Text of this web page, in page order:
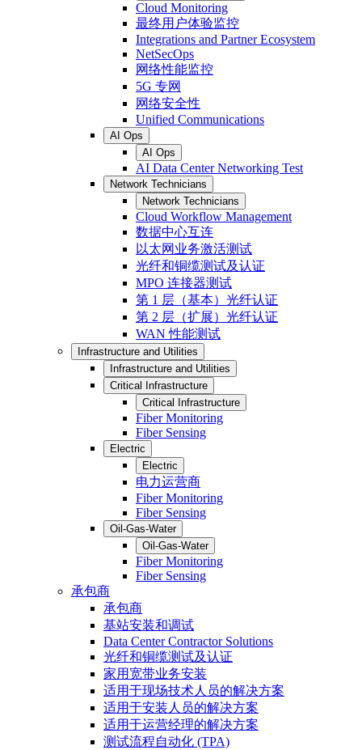
Cloud Monitoring
最终用户体验监控
Integrations and Partner Ecosystem
NetSecOps
网络性能监控
5G 专网
网络安全性
Unified Communications
AI Ops
AI Ops
AI Data Center Networking Test
Network Technicians
Network Technicians
Cloud Workflow Management
数据中心互连
以太网业务激活测试
光纤和铜缆测试及认证
MPO 连接器测试
第 1 层（基本）光纤认证
第 2 层（扩展）光纤认证
WAN 性能测试
Infrastructure and Utilities
Infrastructure and Utilities
Critical Infrastructure
Critical Infrastructure
Fiber Monitoring
Fiber Sensing
Electric
Electric
电力运营商
Fiber Monitoring
Fiber Sensing
Oil-Gas-Water
Oil-Gas-Water
Fiber Monitoring
Fiber Sensing
承包商
承包商
基站安装和调试
Data Center Contractor Solutions
光纤和铜缆测试及认证
家用宽带业务安装
适用于现场技术人员的解决方案
适用于安装人员的解决方案
适用于运营经理的解决方案
测试流程自动化 (TPA)